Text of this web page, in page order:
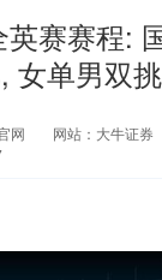
赛赛程:
女单男双
网 网站：大牛证券